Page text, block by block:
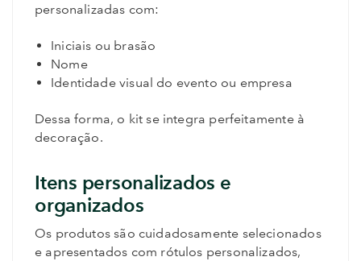
personalizadas com:
Iniciais ou brasão
Nome
Identidade visual do evento ou empresa
Dessa forma, o kit se integra perfeitamente à
decoração.
Itens personalizados e
organizados
Os produtos são cuidadosamente selecionados
e apresentados com rótulos personalizados,